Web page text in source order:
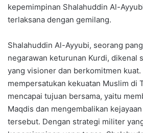
kepemimpinan Shalahuddin Al-
terlaksana dengan gemilang.
Shalahuddin Al-Ayyubi, seorang
negarawan keturunan Kurdi, dikenal
yang visioner dan berkomitmen kuat.
mempersatukan kekuatan Muslim di
mencapai tujuan bersama, yaitu
Maqdis dan mengembalikan
tersebut. Dengan strategi militer